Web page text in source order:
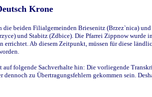
Krone
beiden Filialgemeinden Briesenitz (Brzez`nica)
und Stabitz (Zdbice). Die Pfarrei Zippnow
Ab diesem Zeitpunkt, müssen für diese
auf folgende Sachverhalte hin: Die vorliegende
zu Übertragungsfehlern gekommen sein.